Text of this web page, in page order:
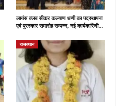
लायंस क्लब सीकर कल्याण धणी का पदस्थापना
एवं पुरस्कार समारोह सम्पन्न, नई कार्यकारिणी…
राजस्थान